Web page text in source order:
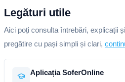
Legături utile
Aici poți consulta întrebări, explicații
pregătire cu pași simpli și clari,
Aplicația SoferOnline